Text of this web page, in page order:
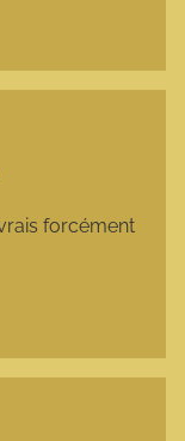
forcément